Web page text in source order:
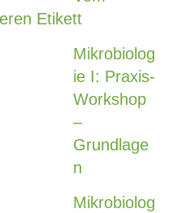
Etikett
Mikrobiolog
ie I: Praxis-
Workshop
–
Grundlage
n
Mikrobiolog